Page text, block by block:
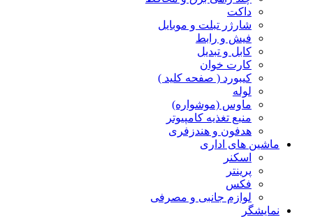
داکت
شارژر تبلت و موبایل
فیش و رابط
کابل و تبدیل
کارت خوان
کیبورد ( صفحه کلید )
لوله
ماوس (موشواره)
منبع تغذیه کامپیوتر
هدفون و هندزفری
ماشین های اداری
اسکنر
پرینتر
فکس
لوازم جانبی و مصرفی
نمایشگر